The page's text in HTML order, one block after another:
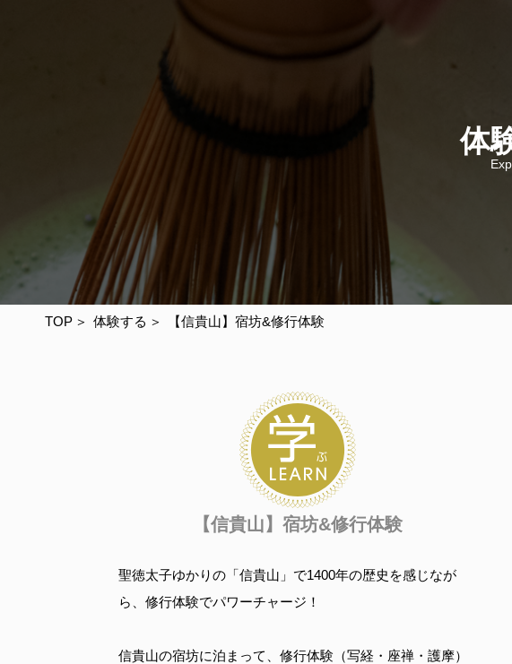
体
TOP 体験する 【信貴山】宿坊&修行体験
【信貴山】宿坊&修行体験
聖徳太子ゆかりの「信貴山」で1400年の歴史を感じなが
ら、修行体験でパワーチャージ！
信貴山の宿坊に泊まって、修行体験（写経・座禅・護摩）